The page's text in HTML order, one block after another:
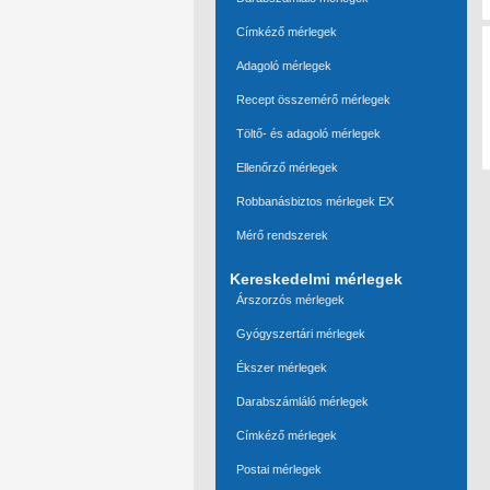
Címkéző mérlegek
Adagoló mérlegek
Recept összemérő mérlegek
Töltő- és adagoló mérlegek
Ellenőrző mérlegek
Robbanásbiztos mérlegek EX
Mérő rendszerek
Kereskedelmi mérlegek
Árszorzós mérlegek
Gyógyszertári mérlegek
Ékszer mérlegek
Darabszámláló mérlegek
Címkéző mérlegek
Postai mérlegek